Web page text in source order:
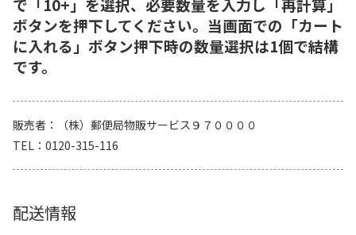
ボタンを押下してください。当画面での「カート
に入れる」ボタン押下時の数量選択は1個で結構
です。
販売者
（株）郵便局物販サービス９７００００
TEL
0120-315-116
配送情報